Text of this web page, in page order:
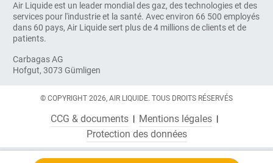
Air Liquide est un leader mondial des gaz, des technologies et des
services pour l'industrie et la santé. Avec environ 66 500 employés
dans 60 pays, Air Liquide sert plus de 4 millions de clients et de
patients.
Carbagas AG
Hofgut, 3073 Gümligen
© COPYRIGHT 2026, AIR LIQUIDE. TOUS DROITS RÉSERVÉS
CCG & documents
Mentions légales
Protection des données